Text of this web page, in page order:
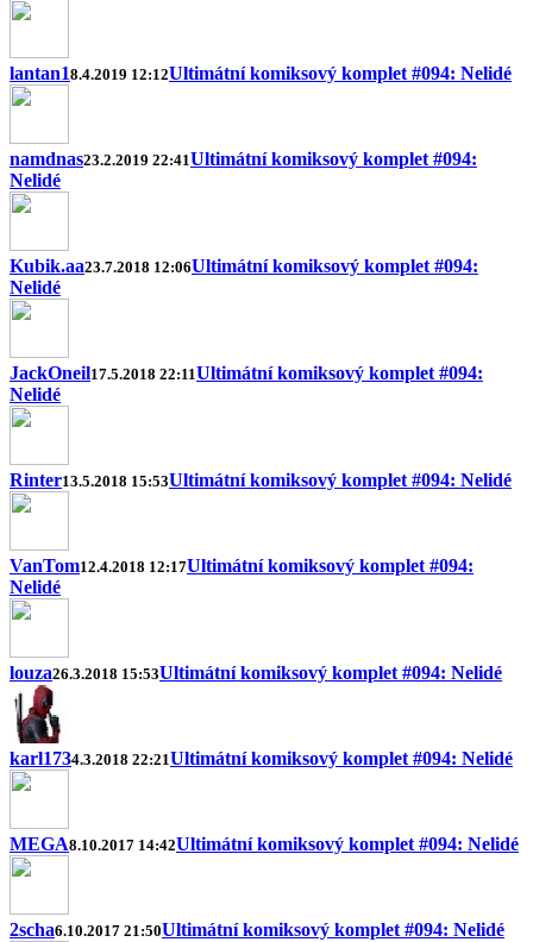
lantan18.4.2019 12:12Ultimátní komiksový komplet #094: Nelidé
namdnas23.2.2019 22:41Ultimátní komiksový komplet #094:
Nelidé
Kubik.aa23.7.2018 12:06Ultimátní komiksový komplet #094:
Nelidé
JackOneil17.5.2018 22:11Ultimátní komiksový komplet #094:
Nelidé
Rinter13.5.2018 15:53Ultimátní komiksový komplet #094: Nelidé
VanTom12.4.2018 12:17Ultimátní komiksový komplet #094:
Nelidé
louza26.3.2018 15:53Ultimátní komiksový komplet #094: Nelidé
karl1734.3.2018 22:21Ultimátní komiksový komplet #094: Nelidé
MEGA8.10.2017 14:42Ultimátní komiksový komplet #094: Nelidé
2scha6.10.2017 21:50Ultimátní komiksový komplet #094: Nelidé